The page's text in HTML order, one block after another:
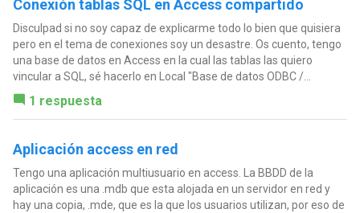
Conexión tablas SQL en Access compartido
Disculpad si no soy capaz de explicarme todo lo bien que quisiera
pero en el tema de conexiones soy un desastre. Os cuento, tengo
una base de datos en Access en la cual las tablas las quiero
vincular a SQL, sé hacerlo en Local "Base de datos ODBC /...
1 respuesta
Aplicación access en red
Tengo una aplicación multiusuario en access. La BBDD de la
aplicación es una .mdb que esta alojada en un servidor en red y
hay una copia, .mde, que es la que los usuarios utilizan, por eso de